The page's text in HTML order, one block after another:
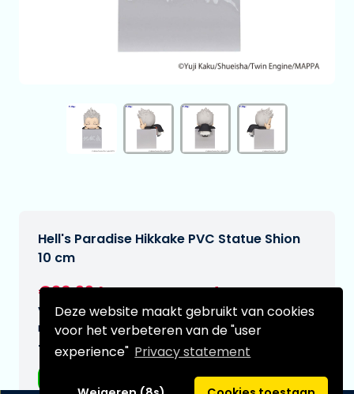
Deze website maakt gebruikt van cookies
voor het verbeteren van de "user
experience" Privacy statement
Hell's Paradise Hikkake PVC Statue Shion
10 cm
€20,99
Verwachtte leverdatum:
n.v.t.
Type: